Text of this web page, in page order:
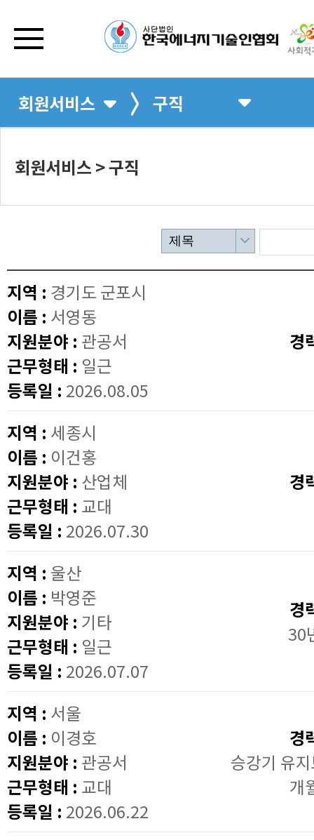
회원서비스 구직
회원서비스 > 구직
제목
지역 : 경기도 군포시
이름 : 서영동
지원분야 : 관공서
근무형태 : 일근
등록일 : 2026.08.05
경
지역 : 세종시
이름 : 이건홍
지원분야 : 산업체
근무형태 : 교대
등록일 : 2026.07.30
경
지역 : 울산
이름 : 박영준
지원분야 : 기타
근무형태 : 일근
등록일 : 2026.07.07
경
30
지역 : 서울
이름 : 이경호
지원분야 : 관공서
근무형태 : 교대
등록일 : 2026.06.22
경
승강기 유
개